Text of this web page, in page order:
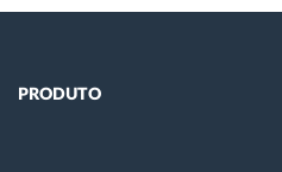
PRODUTO